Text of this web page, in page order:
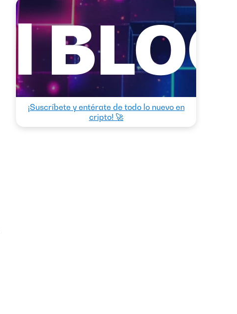
¡Suscríbete y entérate de todo lo nuevo en
cripto! 🚀